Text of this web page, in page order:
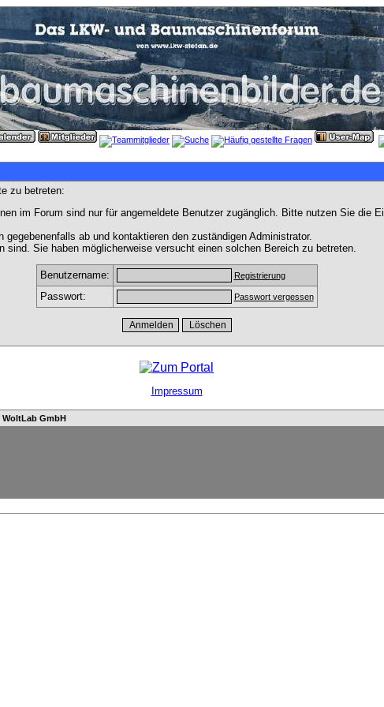
zu betreten:
im Forum sind nur für angemeldete Benutzer zugänglich. Bitte nutzen Sie die
ab und kontaktieren den zuständigen Administrator.
Sie haben möglicherweise versucht einen solchen Bereich zu betreten.
Benutzername: Registrierung
Passwort: Passwort vergessen
Impressum
WoltLab GmbH